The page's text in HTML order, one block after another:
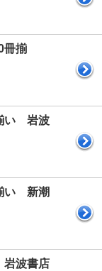
冊揃
い 岩波
い 新潮
波書店